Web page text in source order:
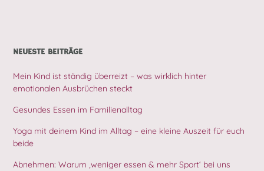
NEUESTE BEITRÄGE
Mein Kind ist ständig überreizt – was wirklich hinter
emotionalen Ausbrüchen steckt
Gesundes Essen im Familienalltag
Yoga mit deinem Kind im Alltag – eine kleine Auszeit für euch
beide
Abnehmen: Warum ‚weniger essen & mehr Sport‘ bei uns